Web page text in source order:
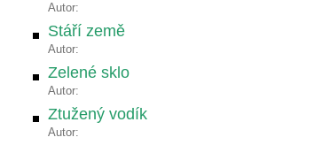
Autor:
Stáří země
Autor:
Zelené sklo
Autor:
Ztužený vodík
Autor: